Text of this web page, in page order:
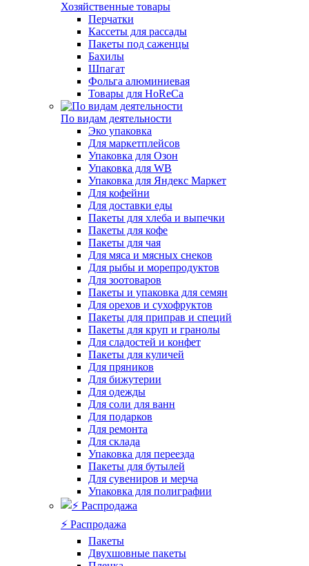
Хозяйственные товары
Перчатки
Кассеты для рассады
Пакеты под саженцы
Бахилы
Шпагат
Фольга алюминиевая
Товары для HoReCa
По видам деятельности
Эко упаковка
Для маркетплейсов
Упаковка для Озон
Упаковка для WB
Упаковка для Яндекс Маркет
Для кофейни
Для доставки еды
Пакеты для хлеба и выпечки
Пакеты для кофе
Пакеты для чая
Для мяса и мясных снеков
Для рыбы и морепродуктов
Для зоотоваров
Пакеты и упаковка для семян
Для орехов и сухофруктов
Пакеты для приправ и специй
Пакеты для круп и гранолы
Для сладостей и конфет
Пакеты для куличей
Для пряников
Для бижутерии
Для одежды
Для соли для ванн
Для подарков
Для ремонта
Для склада
Упаковка для переезда
Пакеты для бутылей
Для сувениров и мерча
Упаковка для полиграфии
⚡️ Распродажа
Пакеты
Двухшовные пакеты